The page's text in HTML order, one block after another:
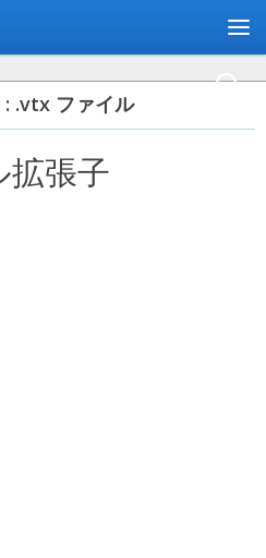
: .vtx ファイル
拡張子